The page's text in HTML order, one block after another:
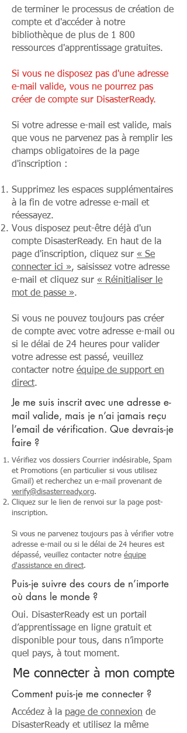
de terminer le processus de création de
compte et d'accéder à notre
bibliothèque de plus de 1 800
ressources d'apprentissage gratuites.
Si vous ne disposez pas d'une adresse
e-mail valide, vous ne pourrez pas
créer de compte sur DisasterReady.
Si votre adresse e-mail est valide, mais
que vous ne parvenez pas à remplir les
champs obligatoires de la page
d'inscription :
Supprimez les espaces supplémentaires
à la fin de votre adresse e-mail et
réessayez.
Vous disposez peut-être déjà d'un
compte DisasterReady. En haut de la
page d'inscription, cliquez sur « Se
connecter ici », saisissez votre adresse
e-mail et cliquez sur « Réinitialiser le
mot de passe ».
Si vous ne pouvez toujours pas créer
de compte avec votre adresse e-mail ou
si le délai de 24 heures pour valider
votre adresse est passé, veuillez
contacter notre équipe de support en
direct.
Je me suis inscrit avec une adresse e-
mail valide, mais je n’ai jamais reçu
l’email de vérification. Que devrais-je
faire ?
Vérifiez vos dossiers Courrier indésirable, Spam
et Promotions (en particulier si vous utilisez
Gmail) et recherchez un e-mail provenant de
verify@disasterready.org.
Cliquez sur le lien de renvoi sur la page post-
inscription.
Si vous ne parvenez toujours pas à vérifier votre
adresse e-mail ou si le délai de 24 heures est
dépassé, veuillez contacter notre équipe
d'assistance en direct.
Puis-je suivre des cours de n’importe
où dans le monde ?
Oui. DisasterReady est un portail
d’apprentissage en ligne gratuit et
disponible pour tous, dans n’importe
quel pays, à tout moment.
Me connecter à mon compte
Comment puis-je me connecter ?
Accédez à la page de connexion de
DisasterReady et utilisez la même